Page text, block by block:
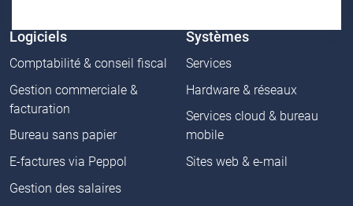
Logiciels
Comptabilité & conseil fiscal
Gestion commerciale &
facturation
Bureau sans papier
E-factures via Peppol
Gestion des salaires
Systèmes
Services
Hardware & réseaux
Services cloud & bureau
mobile
Sites web & e-mail